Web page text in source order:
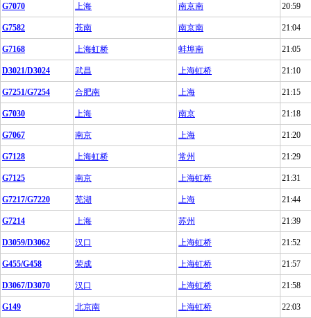
G7070 上海 南京南 20:59
G7582 苍南 南京南 21:04
G7168 上海虹桥 蚌埠南 21:05
D3021/D3024 武昌 上海虹桥 21:10
G7251/G7254 合肥南 上海 21:15
G7030 上海 南京 21:18
G7067 南京 上海 21:20
G7128 上海虹桥 常州 21:29
G7125 南京 上海虹桥 21:31
G7217/G7220 芜湖 上海 21:44
G7214 上海 苏州 21:39
D3059/D3062 汉口 上海虹桥 21:52
G455/G458 荣成 上海虹桥 21:57
D3067/D3070 汉口 上海虹桥 21:58
G149 北京南 上海虹桥 22:03